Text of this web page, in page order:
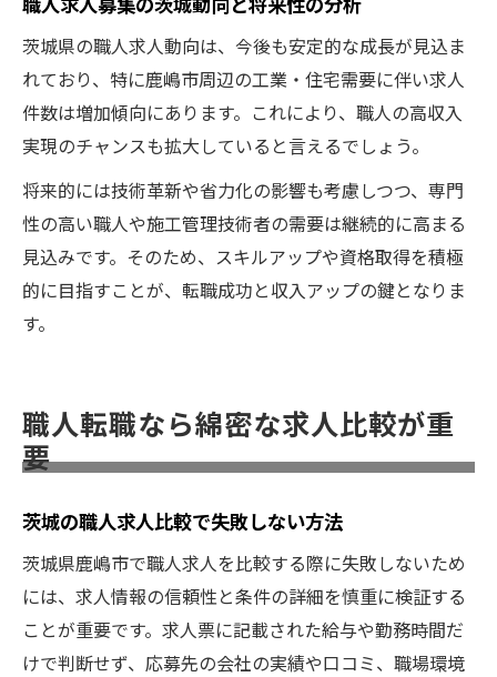
茨城県の職人求人動向は、今後も安定的な成長が見込ま
れており、特に鹿嶋市周辺の工業・住宅需要に伴い求人
件数は増加傾向にあります。これにより、職人の高収入
実現のチャンスも拡大していると言えるでしょう。
将来的には技術革新や省力化の影響も考慮しつつ、専門
性の高い職人や施工管理技術者の需要は継続的に高まる
見込みです。そのため、スキルアップや資格取得を積極
的に目指すことが、転職成功と収入アップの鍵となりま
す。
職人転職なら綿密な求人比較が重
要
茨城の職人求人比較で失敗しない方法
茨城県鹿嶋市で職人求人を比較する際に失敗しないため
には、求人情報の信頼性と条件の詳細を慎重に検証する
ことが重要です。求人票に記載された給与や勤務時間だ
けで判断せず、応募先の会社の実績や口コミ、職場環境